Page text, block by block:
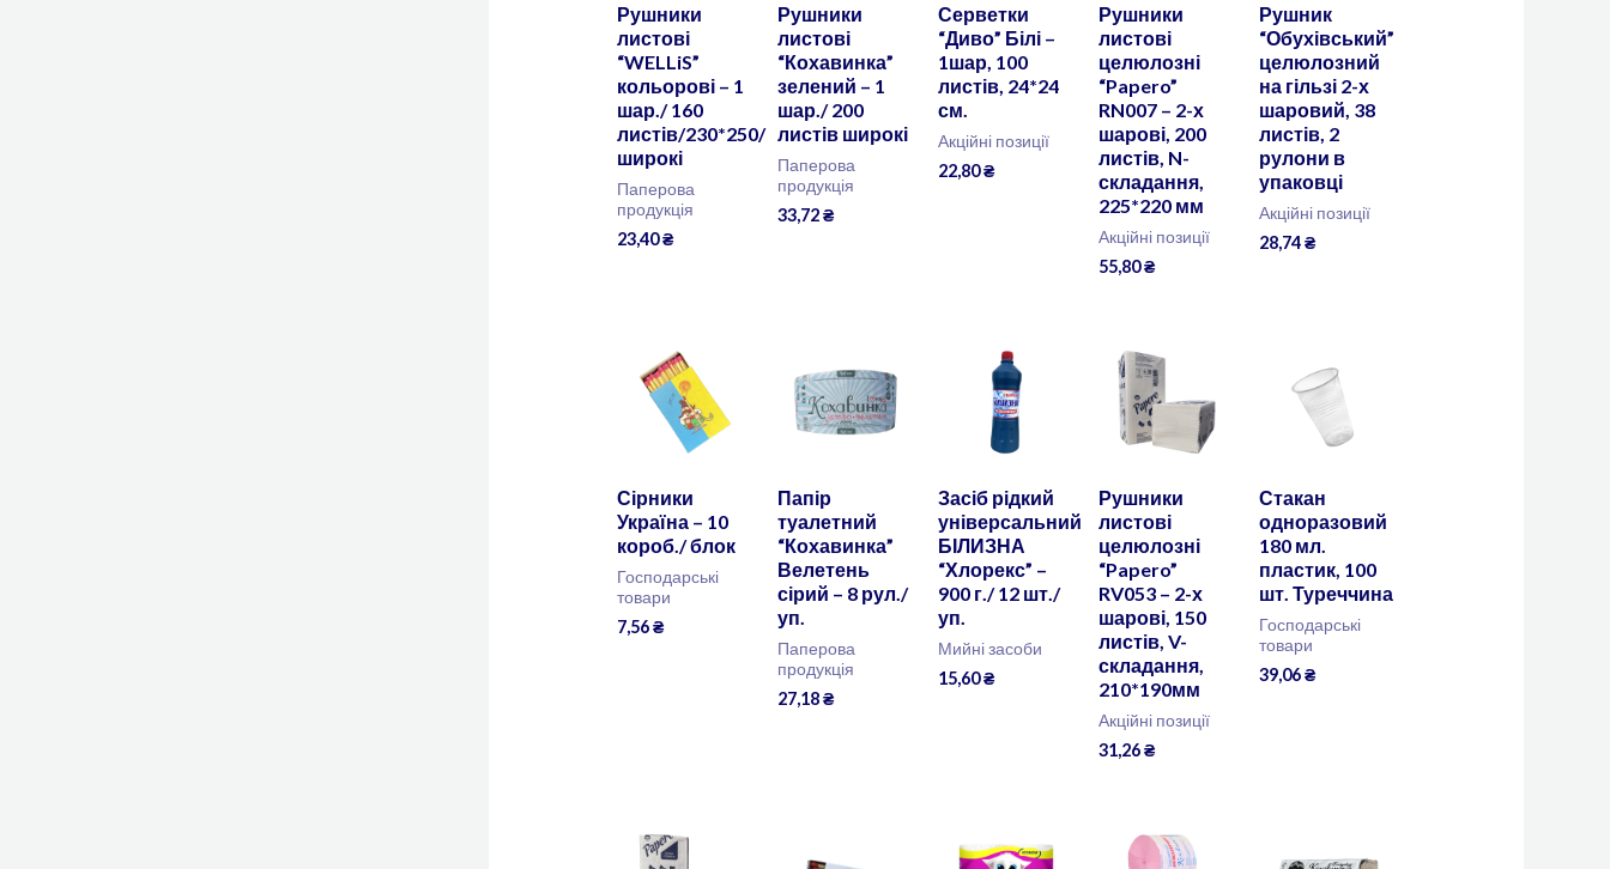
Рушники
листові
“WELLiS”
кольорові – 1
шар./ 160
листів/230*250/
широкі
Паперова
продукція
23,40₴
Рушники
листові
“Кохавинка”
зелений – 1
шар./ 200
листів широкі
Паперова
продукція
33,72₴
Серветки
“Диво” Білі –
1шар, 100
листів, 24*24
см.
Акційні позиції
22,80₴
Рушники
листові
целюлозні
“Papero”
RN007 – 2-х
шарові, 200
листів, N-
складання,
225*220 мм
Акційні позиції
55,80₴
Рушник
“Обухівський”
целюлозний
на гільзі 2-х
шаровий, 38
листів, 2
рулони в
упаковці
Акційні позиції
28,74₴
Сірники
Україна – 10
короб./ блок
Господарські
товари
7,56₴
Папір
туалетний
“Кохавинка”
Велетень
сірий – 8 рул./
уп.
Паперова
продукція
27,18₴
Засіб рідкий
універсальний
БІЛИЗНА
“Хлорекс” –
900 г./ 12 шт./
уп.
Мийні засоби
15,60₴
Рушники
листові
целюлозні
“Papero”
RV053 – 2-х
шарові, 150
листів, V-
складання,
210*190мм
Акційні позиції
31,26₴
Стакан
одноразовий
180 мл.
пластик, 100
шт. Туреччина
Господарські
товари
39,06₴